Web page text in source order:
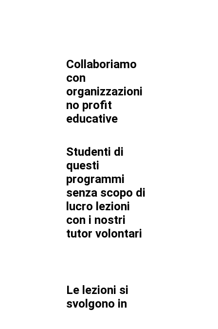
Collaboriamo
con
organizzazioni
no profit
educative
Studenti di
questi
programmi
senza scopo di
lucro lezioni
con i nostri
tutor volontari
Le lezioni si
svolgono in